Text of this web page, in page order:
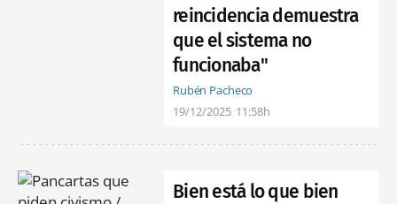
reincidencia demuestra
que el sistema no
funcionaba"
Rubén Pacheco
19/12/2025 11:58h
Bien está lo que bien